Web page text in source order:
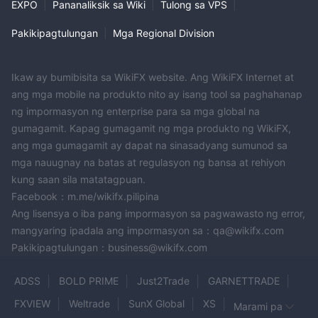
platform ng talakayan para sa mga karanasan at view na
mas holistic na pananaw tungkol sa reputasyon ng brokerage at
Mga hakbang sa seguridad:Sa ngayon ay wala kaming
mahanap na anumang impormasyon sa mga hakbang sa
seguridad sa Internet para sa broker na ito.
sa huli, ang desisyon kung makipagkalakalan o hindi MINT
BROKERS ay isang personal. dapat mong timbangin nang
mabuti ang mga panganib at benepisyo bago gumawa ng
desisyon.
Serbisyo sa Customer
MINT BROKERSay nagbibigay ng medyo limitadong customer
support system, sa pamamagitan lamang ng telepono at email.
ng live chat ay maaaring magdulot ng mga hamon para sa mga
customer na naghahanap ng agarang tulong o nagnanais na
EXPO Pananaliksik sa Wiki Tulong sa VPS
Pakikipagtulungan Mga Regional Division
Ikaw ay bumibisita sa WikiFX website. Ang WikiFX Internet at
ang mga mobile na produkto nito ay isang tool sa paghahanap
ng impormasyon ng enterprise para sa mga global na
gumagamit. Kapag gumagamit ng mga produkto ng WikiFX,
ang mga gumagamit ay dapat na sinasadyang sumunod sa
mga nauugnay na batas at regulasyon ng bansa at rehiyon
kung saan sila matatagpuan.
Facebook：m.me/wikifx.pilipina
Ang lisensya o iba pang impormasyon sa pagwawasto ng error,
mangyaring ipadala ang impormasyon sa：qa@wikifx.com
Pakikipagtulungan：business@wikifx.com
ADSS BOLD PRIME Just2Trade
GARNETTRADE
FXVIEW
Weltrade SunX Global XS Marami pa